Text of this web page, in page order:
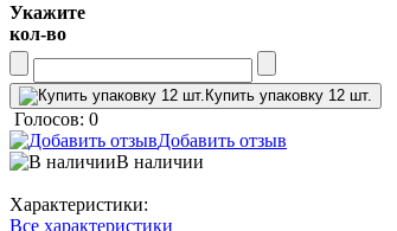
Укажите
кол-во
Купить упаковку 12 шт.
Голосов: 0
Добавить отзыв
В наличии
Характеристики:
Все характеристики